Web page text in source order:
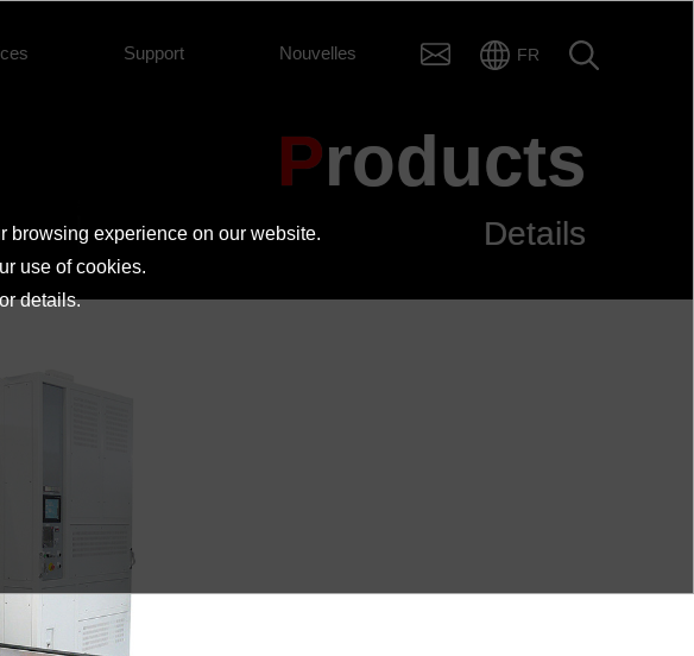
Support Nouvelles FR
Products
Details
browsing experience on our website.
use of cookies.
details.